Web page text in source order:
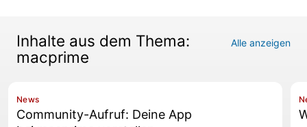
Inhalte aus dem Thema:
macprime
Alle anzeigen
News
Community-Aufruf: Deine App